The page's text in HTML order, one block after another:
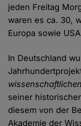
jeden Freitag
waren es ca. 30,
Europa sowie
In Deutschland
seiner
diesem von der
Akademie der